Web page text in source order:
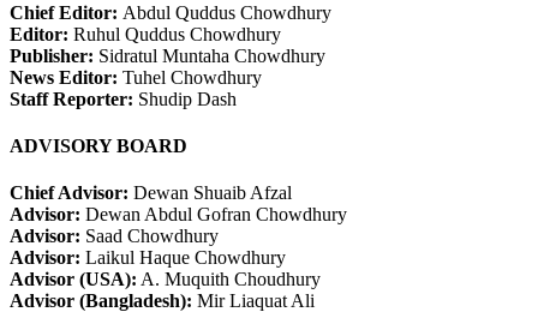
Chief Editor: Abdul Quddus Chowdhury
Editor: Ruhul Quddus Chowdhury
Publisher: Sidratul Muntaha Chowdhury
News Editor: Tuhel Chowdhury
Staff Reporter: Shudip Dash
ADVISORY BOARD
Chief Advisor: Dewan Shuaib Afzal
Advisor: Dewan Abdul Gofran Chowdhury
Advisor: Saad Chowdhury
Advisor: Laikul Haque Chowdhury
Advisor (USA): A. Muquith Choudhury
Advisor (Bangladesh): Mir Liaquat Ali